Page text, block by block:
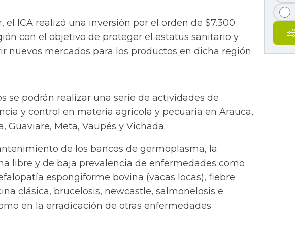
el ICA realizó una inversión por el orden de $7.300
con el objetivo de proteger el estatus sanitario y
nuevos mercados para los productos en dicha región
se podrán realizar una serie de actividades de
y control en materia agrícola y pecuaria en Arauca,
Guaviare, Meta, Vaupés y Vichada.
de los bancos de germoplasma, la
libre y de baja prevalencia de enfermedades como
espongiforme bovina (vacas locas), fiebre
clásica, brucelosis, newcastle, salmonelosis e
en la erradicación de otras enfermedades